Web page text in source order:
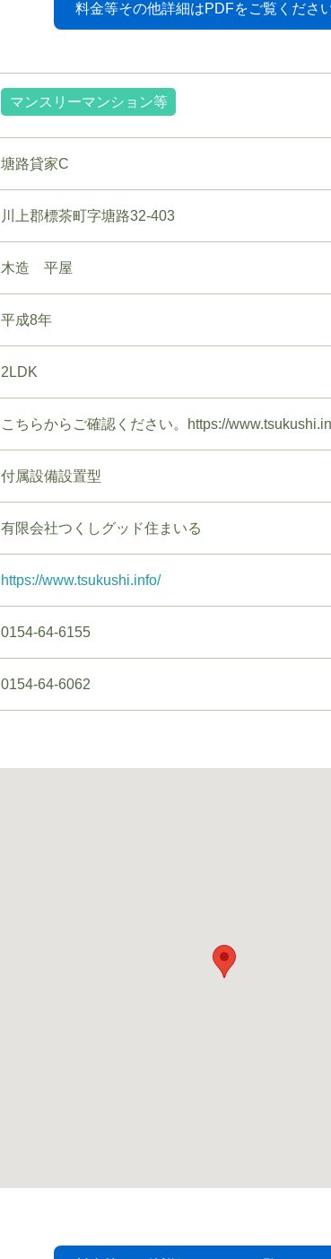
料金等その他詳細はPDFをご覧ください
マンスリーマンション等
塘路貸家C
川上郡標茶町字塘路32-403
木造 平屋
平成8年
2LDK
こちらからご確認ください。https://
付属設備設置型
有限会社つくしグッド住まいる
https://www.tsukushi.info/
0154-64-6155
0154-64-6062